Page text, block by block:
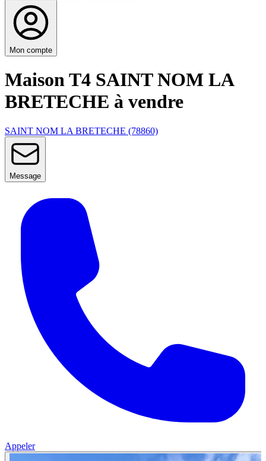
Mon compte
Maison T4 SAINT NOM LA
BRETECHE à vendre
SAINT NOM LA BRETECHE (78860)
Message
Appeler